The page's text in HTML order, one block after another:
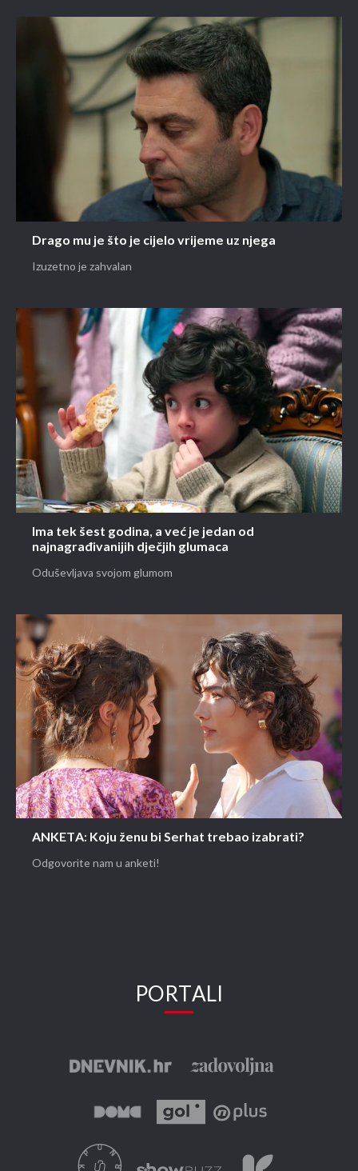
Drago mu je što je cijelo vrijeme uz njega
Izuzetno je zahvalan
Ima tek šest godina, a već je jedan od
najnagrađivanijih dječjih glumaca
Oduševljava svojom glumom
ANKETA: Koju ženu bi Serhat trebao izabrati?
Odgovorite nam u anketi!
PORTALI